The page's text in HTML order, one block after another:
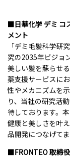
■日華化学 デミ コ
メント
「デミ毛髪科学研
究の2035年ビジョ
美しい髪を蘇らせ
薬支援サービスに
性やメカニズムを
り、当社の研究活
待しております。
健康と美しさを叶
品開発につなげてま
■FRONTEO 取締